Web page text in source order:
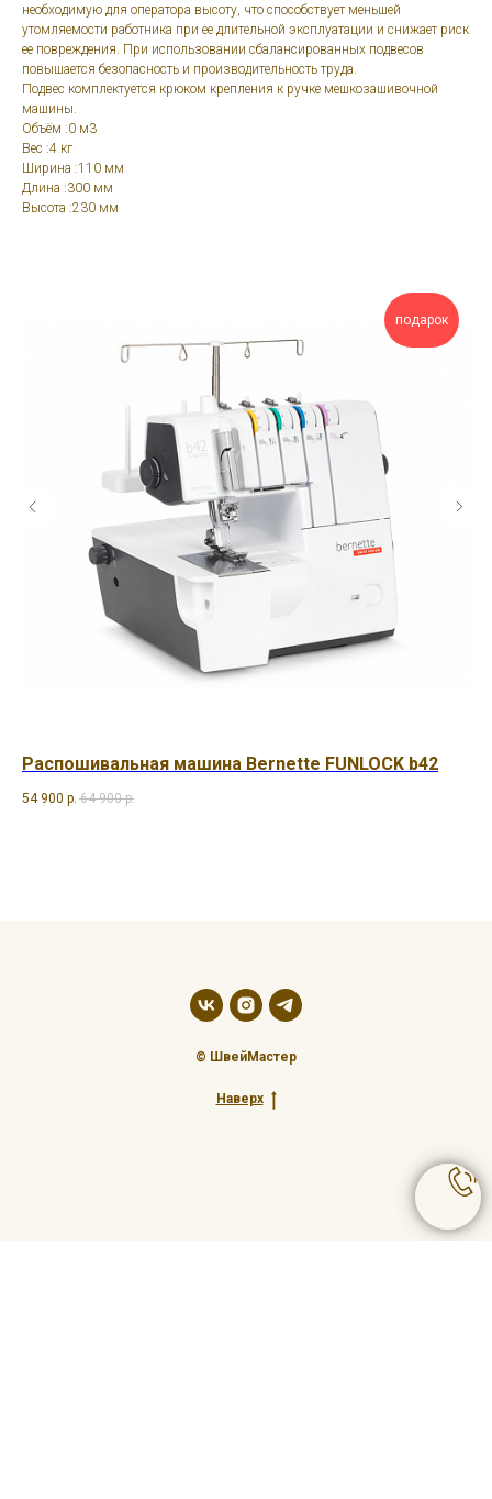
необходимую для оператора высоту, что способствует меньшей
утомляемости работника при ее длительной эксплуатации и снижает риск
ее повреждения. При использовании сбалансированных подвесов
повышается безопасность и производительность труда.
Подвес комплектуется крюком крепления к ручке мешкозашивочной
машины.
Объём :0 м3
Вес :4 кг
Ширина :110 мм
Длина :300 мм
Высота :230 мм
подарок
Распошивальная машина Bernette FUNLOCK b42
54 900 р. 64 900 р.
© ШвейМастер
Наверх